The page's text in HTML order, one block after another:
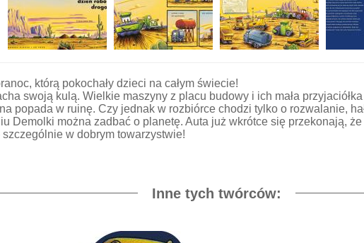
którą pokochały dzieci na całym świecie!
swoją kulą. Wielkie maszyny z placu budowy i ich mała
popada w ruinę. Czy jednak w rozbiórce chodzi tylko o rozwalanie,
Demolki można zadbać o planetę. Auta już wkrótce się przekonają,
w dobrym towarzystwie!
Inne tych twórców: